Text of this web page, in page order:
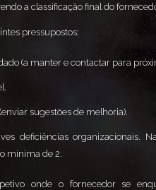
a classificação final do
pressupostos:
(a manter e contactar para
sugestões de melhoria).
deficiências organizacionais.
mínima de 2.
onde o fornecedor se